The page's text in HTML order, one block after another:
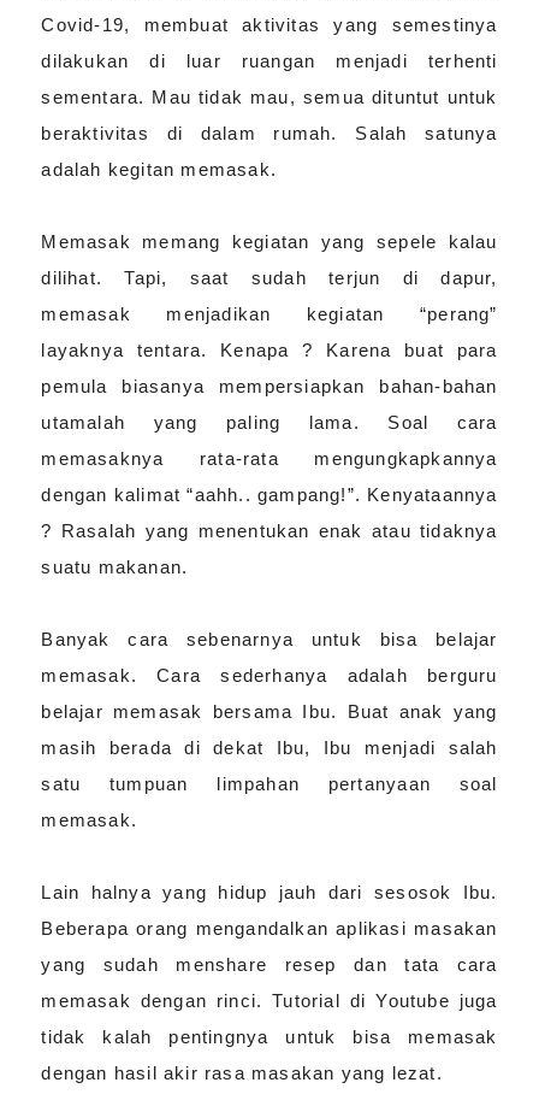
Covid-19, membuat aktivitas yang semestinya
dilakukan di luar ruangan menjadi terhenti
sementara. Mau tidak mau, semua dituntut untuk
beraktivitas di dalam rumah. Salah satunya
adalah kegitan memasak.
Memasak memang kegiatan yang sepele kalau
dilihat. Tapi, saat sudah terjun di dapur,
memasak menjadikan kegiatan “perang”
layaknya tentara. Kenapa ? Karena buat para
pemula biasanya mempersiapkan bahan-bahan
utamalah yang paling lama. Soal cara
memasaknya rata-rata mengungkapkannya
dengan kalimat “aahh.. gampang!”. Kenyataannya
? Rasalah yang menentukan enak atau tidaknya
suatu makanan.
Banyak cara sebenarnya untuk bisa belajar
memasak. Cara sederhanya adalah berguru
belajar memasak bersama Ibu. Buat anak yang
masih berada di dekat Ibu, Ibu menjadi salah
satu tumpuan limpahan pertanyaan soal
memasak.
Lain halnya yang hidup jauh dari sesosok Ibu.
Beberapa orang mengandalkan aplikasi masakan
yang sudah menshare resep dan tata cara
memasak dengan rinci. Tutorial di Youtube juga
tidak kalah pentingnya untuk bisa memasak
dengan hasil akir rasa masakan yang lezat.